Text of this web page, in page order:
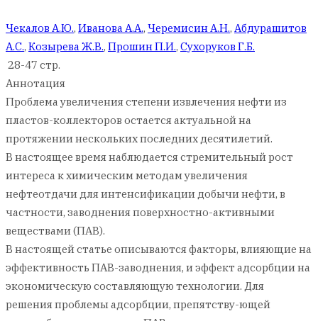
Чекалов А.Ю., Иванова А.А., Черемисин А.Н., Абдурашитов
А.С., Козырева Ж.В., Прошин П.И., Сухоруков Г.Б.
28-47 стр.
Аннотация
Проблема увеличения степени извлечения нефти из
пластов-коллекторов остается актуальной на
протяжении нескольких последних десятилетий.
В настоящее время наблюдается стремительный рост
интереса к химическим методам увеличения
нефтеотдачи для интенсификации добычи нефти, в
частности, заводнения поверхностно-активными
веществами (ПАВ).
В настоящей статье описываются факторы, влияющие на
эффективность ПАВ-заводнения, и эффект адсорбции на
экономическую составляющую технологии. Для
решения проблемы адсорбции, препятству-ющей